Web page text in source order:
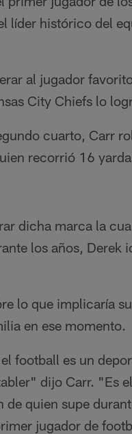
líder histórico del
al jugador
City Chiefs lo
cuarto, Carr
recorrió 16
dicha marca la
los años, Derek
lo que implicaría
en ese momento.
football es un
dijo Carr. "Es
de quien supe
jugador de